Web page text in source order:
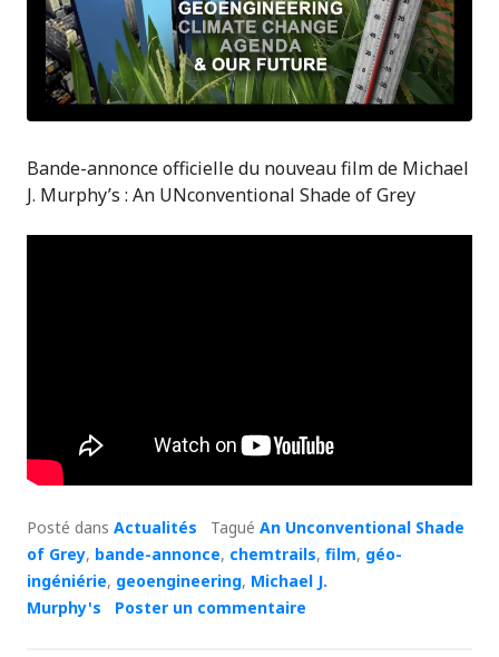
Bande-annonce officielle du nouveau film de Michael
J. Murphy’s : An UNconventional Shade of Grey
Posté dans Actualités Tagué An Unconventional Shade
of Grey, bande-annonce, chemtrails, film, géo-
ingéniérie, geoengineering, Michael J.
Murphy's
Poster un commentaire